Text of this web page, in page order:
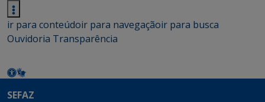
ir para conteúdoir para navegaçãoir para busca
Ouvidoria Transparência
SEFAZ